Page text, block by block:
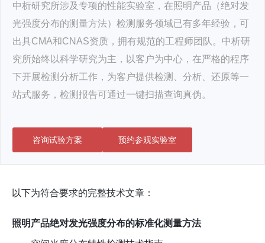
中析研究所涉及专项的性能实验室，在照明产品（绝对发
光强度分布的测量方法）检测服务领域已有多年经验，可
出具CMA和CNAS资质，拥有规范的工程师团队。中析研
究所始终以科学研究为主，以客户为中心，在严格的程序
下开展检测分析工作，为客户提供检测、分析、还原等一
站式服务，检测报告可通过一键扫描查询真伪。
咨询试验方案 预约参观实验室
以下为符合要求的完整技术文章：
照明产品绝对发光强度分布的标准化测量方法